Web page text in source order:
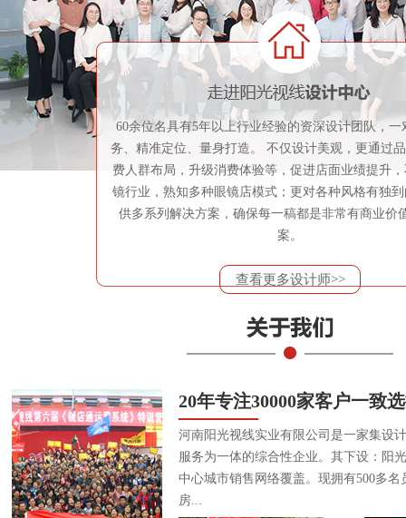
60余位名具有5年以上行业经验的资深设计团队，一
务、精准定位、量身打造。 不仅设计美观，更通过
费人群布局，升级消费体验等，促进店面业绩提升
镜行业，熟知多种眼镜店模式；更对各种风格有独
供多系列解决方案，确保每一稿都是非常有商业价
案。
查看更多设计师>>
20年专注30000家客户一致
河南阳光视线实业有限公司是一家集设
服务为一体的综合性企业。其下设：阳
中心城市销售网络覆盖。现拥有500多
房...